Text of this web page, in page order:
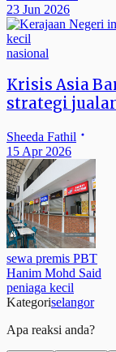
23 Jun 2026
nasional
Krisis Asia
strategi
Sheeda Fathil
15 Apr 2026
sewa premis PBT
Hanim Mohd Said
peniaga kecil
Kategoriselangor
Apa reaksi anda?